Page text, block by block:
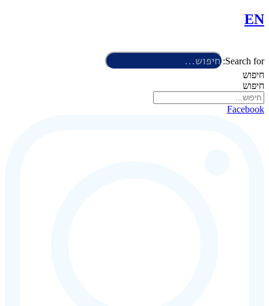
EN
Search for:
חיפוש
חיפוש
Facebook